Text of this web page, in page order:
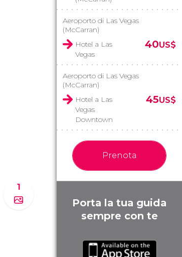
1
Aeroporto di Las Vegas
(McCarran)
Hotel a Las
Vegas
40US$
Aeroporto di Las Vegas
(McCarran)
Hotel a Las
Vegas
Downtown
45US$
Prenota
Porta la tua guida
sempre con te